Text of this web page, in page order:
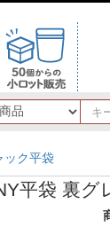
ック平袋
平袋 裏グ